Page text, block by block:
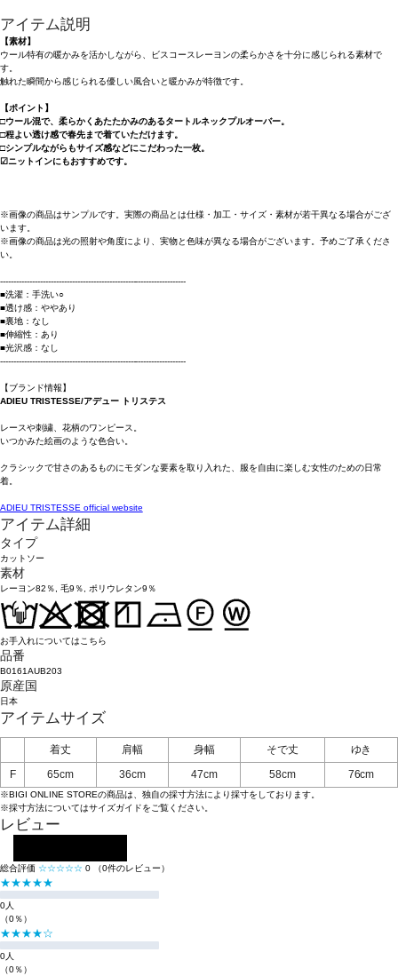
アイテム説明
【素材】
ウール特有の暖かみを活かしながら、ビスコースレーヨンの柔らかさを十分に感じられる素材で
す。
触れた瞬間から感じられる優しい風合いと暖かみが特徴です。
【ポイント】
□ウール混で、柔らかくあたたかみのあるタートルネックプルオーバー。
□程よい透け感で春先まで着ていただけます。
□シンプルながらもサイズ感などにこだわった一枚。
☑ニットインにもおすすめです。
※画像の商品はサンプルです。実際の商品とは仕様・加工・サイズ・素材が若干異なる場合がござ
います。
※画像の商品は光の照射や角度により、実物と色味が異なる場合がございます。予めご了承くださ
い。
----------------------------------------------------------------------
■洗濯：手洗い○
■透け感：ややあり
■裏地：なし
■伸縮性：あり
■光沢感：なし
----------------------------------------------------------------------
【ブランド情報】
ADIEU TRISTESSE/アデュー トリステス
レースや刺繍、花柄のワンピース。
いつかみた絵画のような色合い。
クラシックで甘さのあるものにモダンな要素を取り入れた、服を自由に楽しむ女性のための日常
着。
ADIEU TRISTESSE official website
アイテム詳細
タイプ
カットソー
素材
レーヨン82％, 毛9％, ポリウレタン9％
お手入れについてはこちら
品番
B0161AUB203
原産国
日本
アイテムサイズ
着丈 肩幅 身幅 そで丈
ゆき
F
65cm 36cm 47cm 58cm 76cm
※BIGI ONLINE STOREの商品は、独自の採寸方法により採寸をしております。
※採寸方法についてはサイズガイドをご覧ください。
レビュー
総合評価 ☆☆☆☆☆ 0 （0件のレビュー）
★★★★★
0人
（0％）
★★★★☆
0人
（0％）